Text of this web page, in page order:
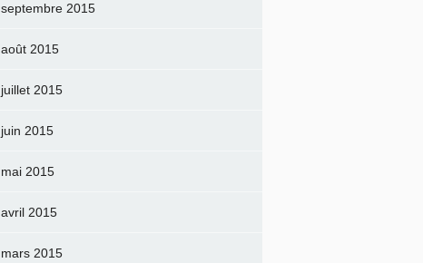
septembre 2015
août 2015
juillet 2015
juin 2015
mai 2015
avril 2015
mars 2015